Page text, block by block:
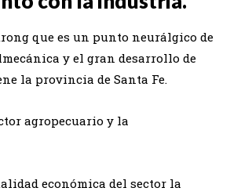
que es un punto neurálgico de
y el gran desarrollo de
la provincia de Santa Fe.
agropecuario y la
económica del sector la